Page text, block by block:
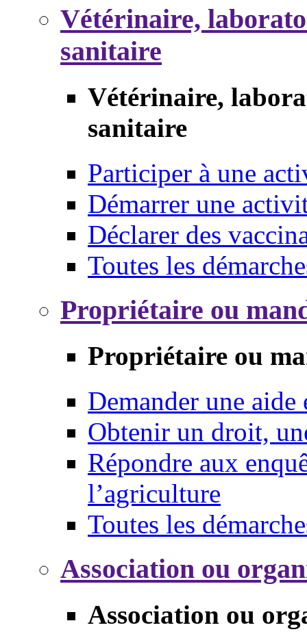
Vétérinaire,
sanitaire
Vétérinaire,
sanitaire
Participer à une
Démarrer une
Déclarer des
Toutes les
Propriétaire ou
Propriétaire ou
Demander une aide
Obtenir un droit,
Répondre aux
l’agriculture
Toutes les
Association ou
Association ou